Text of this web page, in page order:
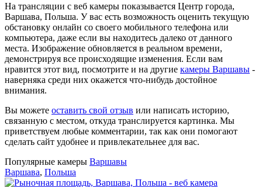
На трансляции с веб камеры показывается Центр города,
Варшава, Польша. У вас есть возможность оценить текущую
обстановку онлайн со своего мобильного телефона или
компьютера, даже если вы находитесь далеко от данного
места. Изображение обновляется в реальном времени,
демонстрируя все происходящие изменения. Если вам
нравится этот вид, посмотрите и на другие камеры Варшавы -
наверняка среди них окажется что-нибудь достойное
внимания.
Вы можете оставить свой отзыв или написать историю,
связанную с местом, откуда транслируется картинка. Мы
приветствуем любые комментарии, так как они помогают
сделать сайт удобнее и привлекательнее для вас.
Популярные камеры Варшавы
Варшава, Польша